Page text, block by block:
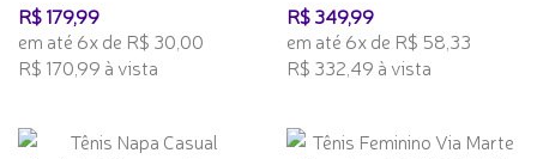
R$ 179,99
em até 6x de R$ 30,00
R$ 170,99 à vista
R$ 349,99
em até 6x de R$ 58,33
R$ 332,49 à vista